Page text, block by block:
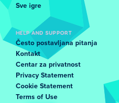
Sve igre
HELP AND SUPPORT
Često postavljana pitanja
Kontakt
Centar za privatnost
Privacy Statement
Cookie Statement
Terms of Use